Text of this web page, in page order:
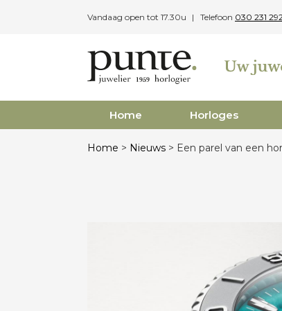
Vandaag open tot 17.30u Telefoon 030 231
Home Horloges
Home > Nieuws > Een parel van een